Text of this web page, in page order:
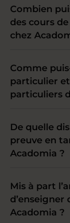
Combien
des cours
chez
Comme
particulier
particuliers
De quelle
preuve en
Acadomia ?
Mis à part
d’enseigner
Acadomia ?